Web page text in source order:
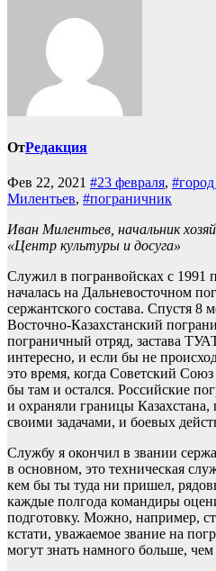
ОтРедакция
Фев 22, 2021 #23 февраля,
Милентьев, #пограничник
Иван Милентьев, начальник
«Центр культуры и досуга»
Служил в погранвойсках с 1991
началась на Дальневосточном
сержантского состава. Спустя 8
Восточно-Казахстанский
пограничный отряд, застава
интересно, и если бы не
это время, когда Советский Союз
бы там и остался. Российские
и охраняли границы Казахстана,
своими задачами, и боевых
Службу я окончил в звании
в основном, это техническая
кем бы ты туда ни пришел,
каждые полгода командиры
подготовку. Можно, например,
кстати, уважаемое звание на
могут знать намного больше,